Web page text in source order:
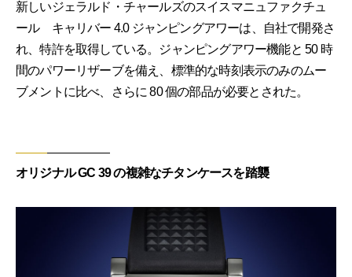
新しいジェラルド・チャールズのスイスマニュファクチュ
ール キャリバー 4.0 ジャンピングアワーは、自社で開発さ
れ、特許を取得している。ジャンピングアワー機能と 50 時
間のパワーリザーブを備え、標準的な時刻表示のみのムー
ブメントに比べ、さらに 80 個の部品が必要とされた。
オリジナル GC 39 の複雑なチタンケースを踏襲